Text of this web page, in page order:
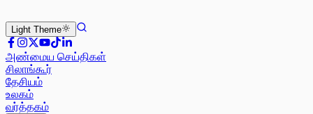
Light Theme
அண்மைய செய்திகள்
சிலாங்கூர்
தேசியம்
உலகம்
வர்த்தகம்